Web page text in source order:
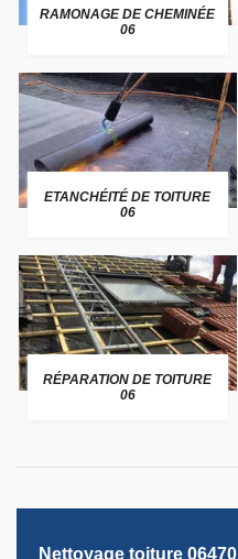
RAMONAGE DE CHEMINÉE
06
ETANCHÉITÉ DE TOITURE
06
RÉPARATION DE TOITURE
06
Nettoyage toiture 06470